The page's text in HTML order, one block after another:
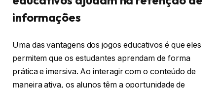
informações
Uma das vantagens dos jogos educativos é que eles
permitem que os estudantes aprendam de forma
prática e imersiva. Ao interagir com o conteúdo de
maneira ativa, os alunos têm a oportunidade de